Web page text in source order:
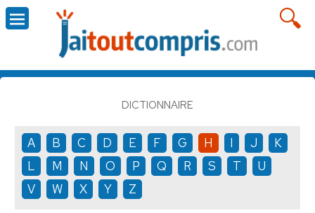
DICTIONNAIRE
A B C D E F G H I J
K
L
M N O P Q R S T
U
V
W X Y Z